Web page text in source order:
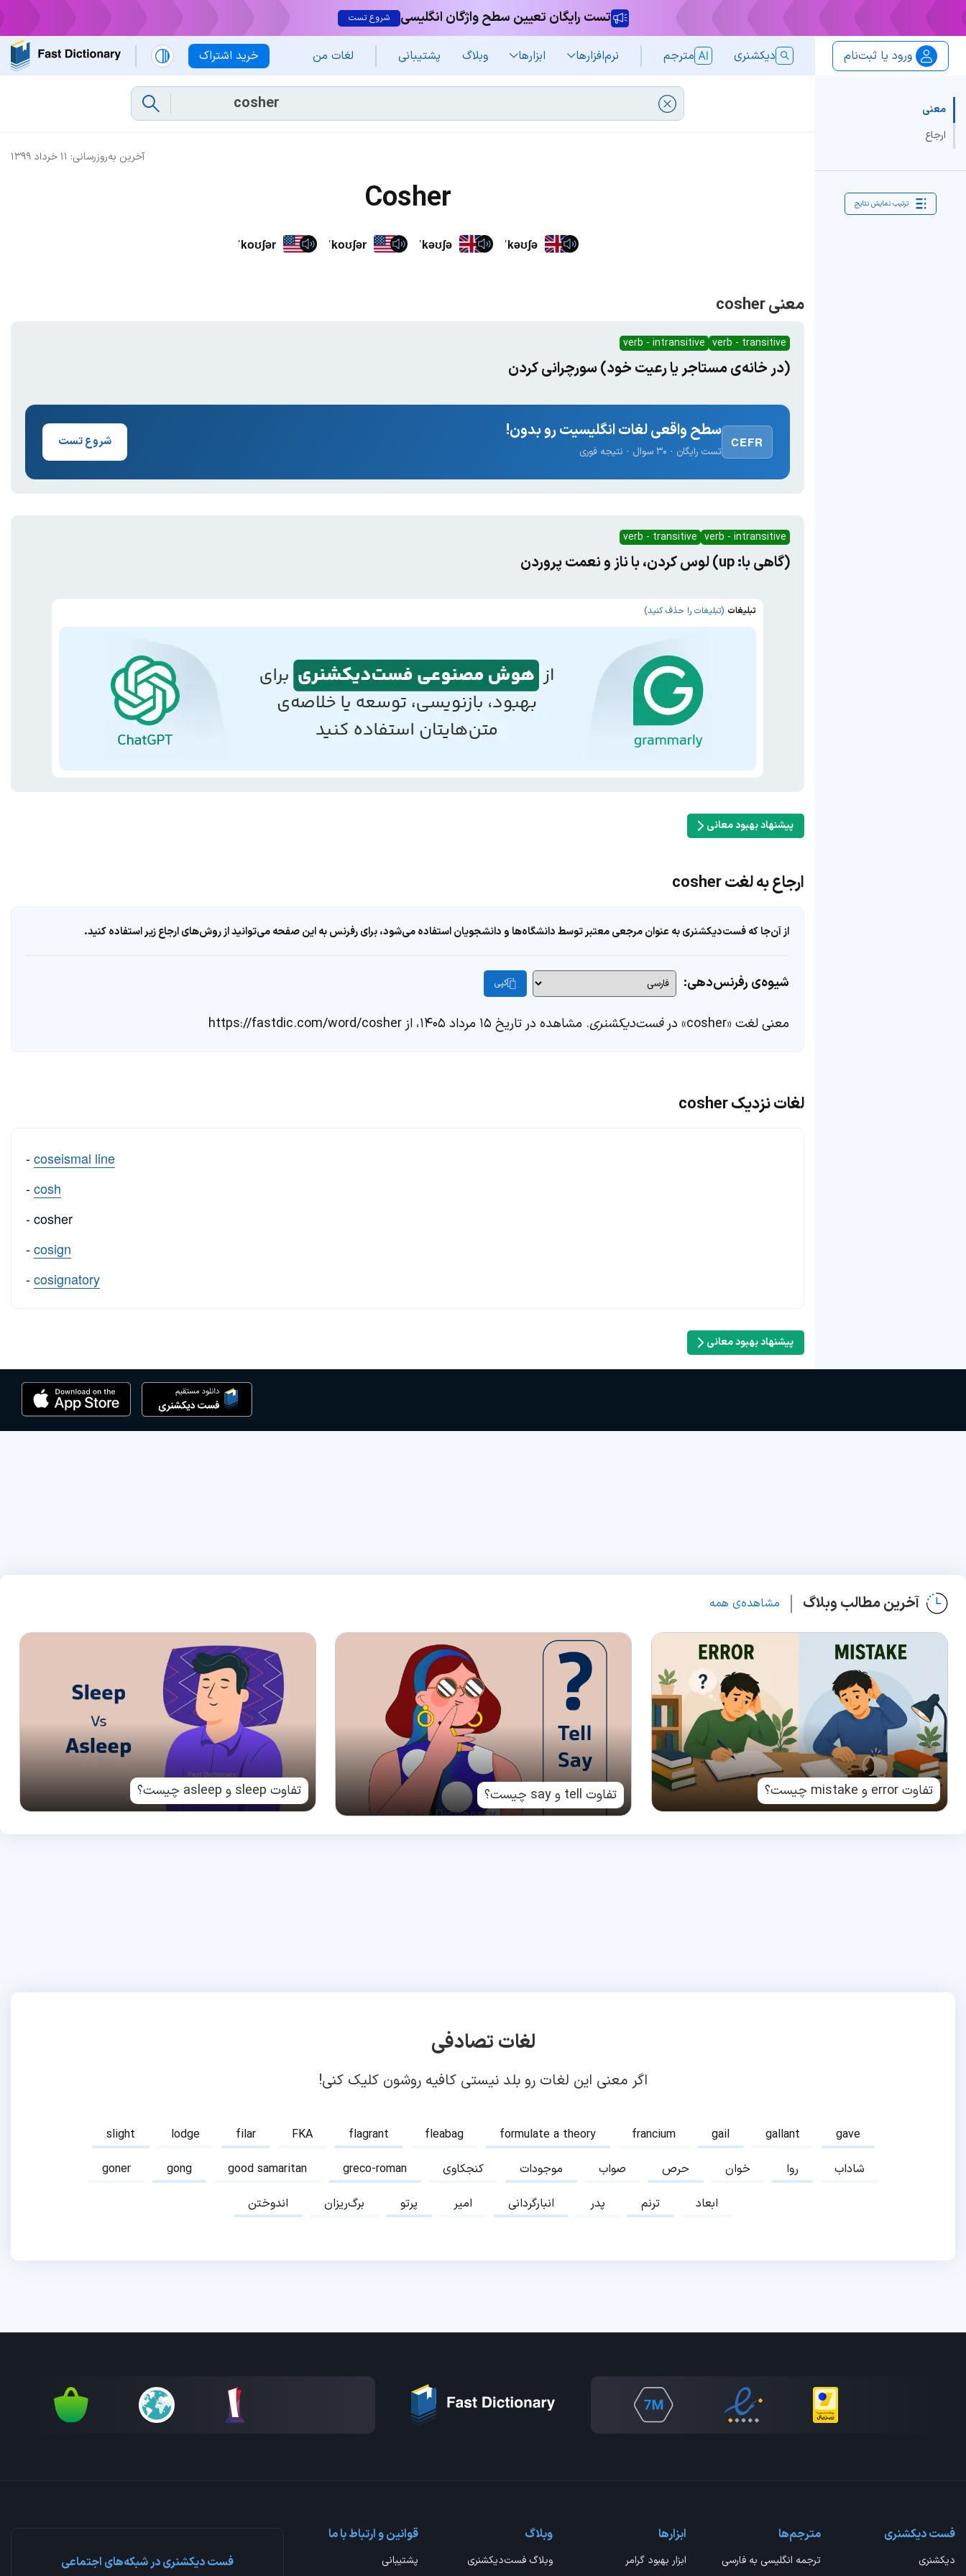
تست رایگان تعیین سطح واژگان انگلیسی شروع تست
خرید اشتراک ورود یا ثبت‌نام دیکشنری مترجم نرم‌افزار‌ها ابزارها وبلاگ پشتیبانی لغات من
معنی
ارجاع
ترتیب نمایش نتایج
آخرین به‌روزرسانی: ۱۱ خرداد ۱۳۹۹
Cosher
ˈkoʊʃər ˈkoʊʃər ˈkəʊʃə ˈkəʊʃə
معنی cosher
verb - transitive
verb - intransitive
(در خانه‌ی مستاجر یا رعیت خود) سور‌چرانی کردن
CEFR
سطح واقعی لغات انگلیسیت رو بدون!
تست رایگان · ۳۰ سوال · نتیجه فوری
شروع تست
verb - intransitive
verb - transitive
(گاهی با: up) لوس کردن، با ناز و نعمت پروردن
تبلیغات (تبلیغات را حذف کنید)
پیشنهاد بهبود معانی
ارجاع به لغت cosher
از آن‌جا که فست‌دیکشنری به عنوان مرجعی معتبر توسط دانشگاه‌ها و دانشجویان استفاده می‌شود، برای رفرنس به این صفحه می‌توانید از روش‌های ارجاع زیر استفاده کنید.
شیوه‌ی رفرنس‌دهی: کپی
معنی لغت «cosher» در فست‌دیکشنری. مشاهده در تاریخ ۱۵ مرداد ۱۴۰۵، از https://fastdic.com/word/cosher
لغات نزدیک cosher
-coseismal line
-cosh
- cosher
-cosign
-cosignatory
پیشنهاد بهبود معانی
آخرین مطالب وبلاگ مشاهده‌ی همه
تفاوت error و mistake چیست؟ تفاوت tell و say چیست؟ تفاوت sleep و asleep چیست؟
لغات تصادفی
اگر معنی این لغات رو بلد نیستی کافیه روشون کلیک کنی!
slight lodge filar FKA flagrant fleabag formulate a theory francium gail gallant
gave
goner
gong good samaritan greco-roman کنجکاوی موجودات صواب حرص خوان روا
شاداب
اندوختن
برگ‌ریزان پرتو امیر انبارگردانی پدر ترنم ابعاد
فست دیکشنری
دیکشنری
مترجم‌ها
ترجمه انگلیسی به فارسی
ابزارها
ابزار بهبود گرامر
وبلاگ
وبلاگ فست‌دیکشنری
قوانین و ارتباط با ما
پشتیبانی فست دیکشنری در شبکه‌های اجتماعی